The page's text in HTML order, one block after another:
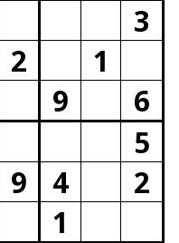
3
2
1
9
6
5
9 4
2
1